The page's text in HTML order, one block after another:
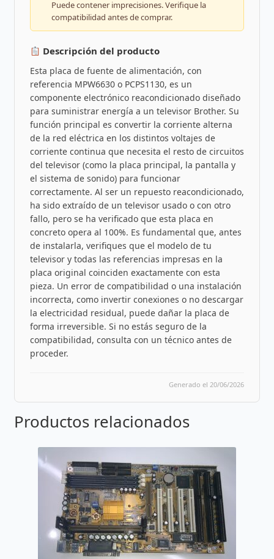
Puede contener imprecisiones. Verifique la
compatibilidad antes de comprar.
Descripción del producto
Esta placa de fuente de alimentación, con
referencia MPW6630 o PCPS1130, es un
componente electrónico reacondicionado diseñado
para suministrar energía a un televisor Brother. Su
función principal es convertir la corriente alterna
de la red eléctrica en los distintos voltajes de
corriente continua que necesita el resto de circuitos
del televisor (como la placa principal, la pantalla y
el sistema de sonido) para funcionar
correctamente. Al ser un repuesto reacondicionado,
ha sido extraído de un televisor usado o con otro
fallo, pero se ha verificado que esta placa en
concreto opera al 100%. Es fundamental que, antes
de instalarla, verifiques que el modelo de tu
televisor y todas las referencias impresas en la
placa original coinciden exactamente con esta
pieza. Un error de compatibilidad o una instalación
incorrecta, como invertir conexiones o no descargar
la electricidad residual, puede dañar la placa de
forma irreversible. Si no estás seguro de la
compatibilidad, consulta con un técnico antes de
proceder.
Generado el 20/06/2026
Productos relacionados